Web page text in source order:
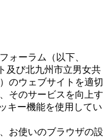
ォーラム（以下、
及び北九州市立男女共
のウェブサイトを適切
そのサービスを向上す
キー機能を使用してい
お使いのブラウザの設